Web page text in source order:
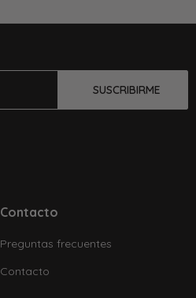
SUSCRIBIRME
Contacto
Preguntas frecuentes
Contacto